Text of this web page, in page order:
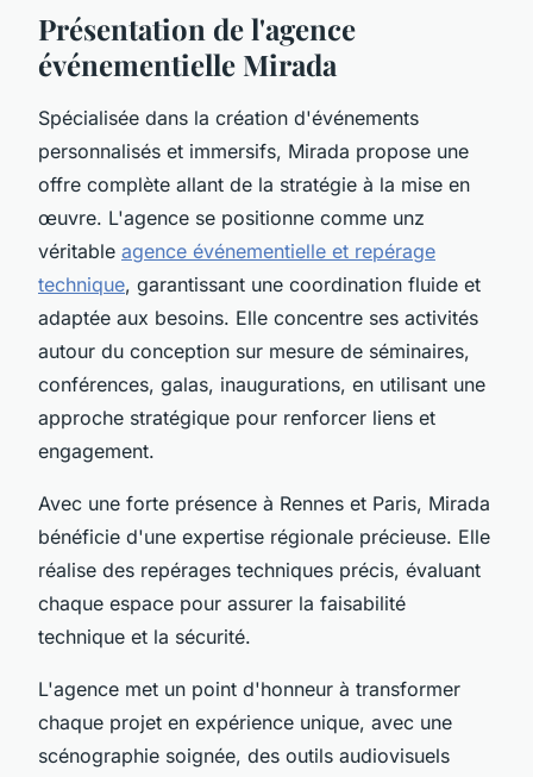
Présentation de l'agence
événementielle Mirada
Spécialisée dans la création d'événements
personnalisés et immersifs, Mirada propose une
offre complète allant de la stratégie à la mise en
œuvre. L'agence se positionne comme unz
véritable agence événementielle et repérage
technique, garantissant une coordination fluide et
adaptée aux besoins. Elle concentre ses activités
autour du conception sur mesure de séminaires,
conférences, galas, inaugurations, en utilisant une
approche stratégique pour renforcer liens et
engagement.
Avec une forte présence à Rennes et Paris, Mirada
bénéficie d'une expertise régionale précieuse. Elle
réalise des repérages techniques précis, évaluant
chaque espace pour assurer la faisabilité
technique et la sécurité.
L'agence met un point d'honneur à transformer
chaque projet en expérience unique, avec une
scénographie soignée, des outils audiovisuels